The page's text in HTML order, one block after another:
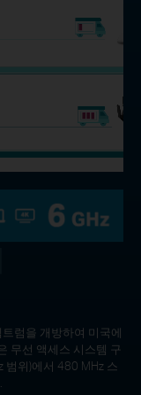
럼을 개방하여 미국에
무선 액세스 시스템 구
범위)에서 480 MHz 스